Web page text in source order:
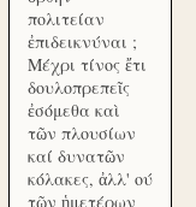
πολιτείαν
ἐπιδεικνύναι ;
Μέχρι τίνος ἔτι
δουλοπρεπεῖς
ἐσόμεθα καὶ
τῶν πλουσίων
καί δυνατῶν
κόλακες, ἀλλ' ού
τῶν ἡμετέρων